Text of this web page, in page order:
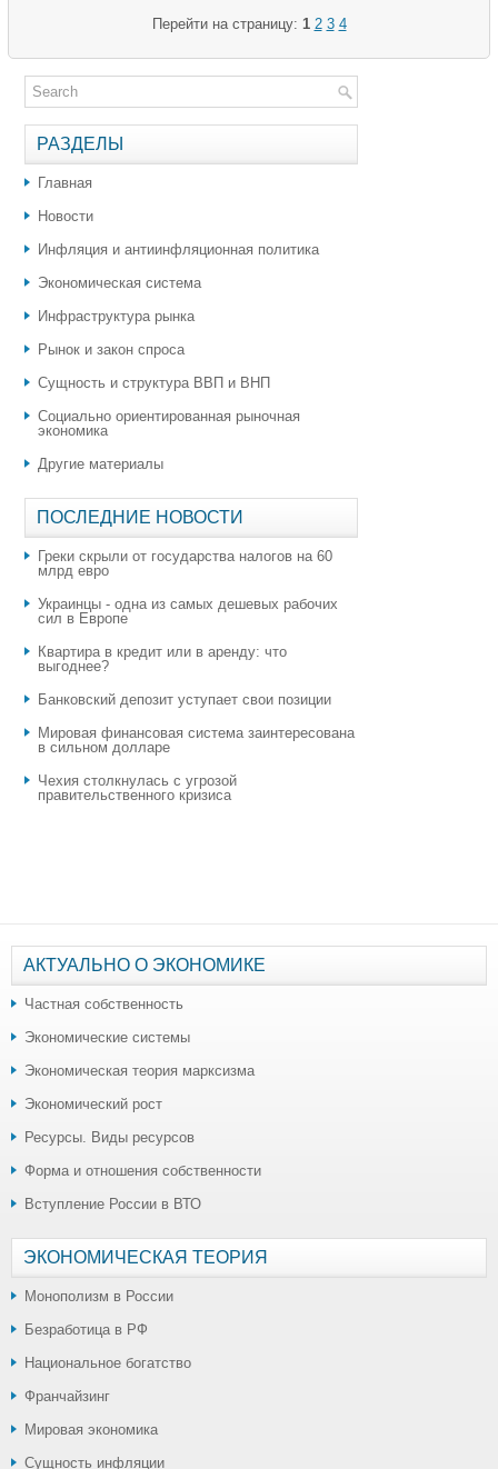
Перейти на страницу: 1 2 3 4
РАЗДЕЛЫ
Главная
Новости
Инфляция и антиинфляционная политика
Экономическая система
Инфраструктура рынка
Рынок и закон спроса
Сущность и структура ВВП и ВНП
Социально ориентированная рыночная
экономика
Другие материалы
ПОСЛЕДНИЕ НОВОСТИ
Греки скрыли от государства налогов на 60
млрд евро
Украинцы - одна из самых дешевых рабочих
сил в Европе
Квартира в кредит или в аренду: что
выгоднее?
​Банковский депозит уступает свои позиции
Мировая финансовая система заинтересована
в сильном долларе
Чехия столкнулась с угрозой
правительственного кризиса
АКТУАЛЬНО О ЭКОНОМИКЕ
Частная собственность
Экономические системы
Экономическая теория марксизма
Экономический рост
Ресурсы. Виды ресурсов
Форма и отношения собственности
Вступление России в ВТО
ЭКОНОМИЧЕСКАЯ ТЕОРИЯ
Монополизм в России
Безработица в РФ
Национальное богатство
Франчайзинг
Мировая экономика
Сущность инфляции